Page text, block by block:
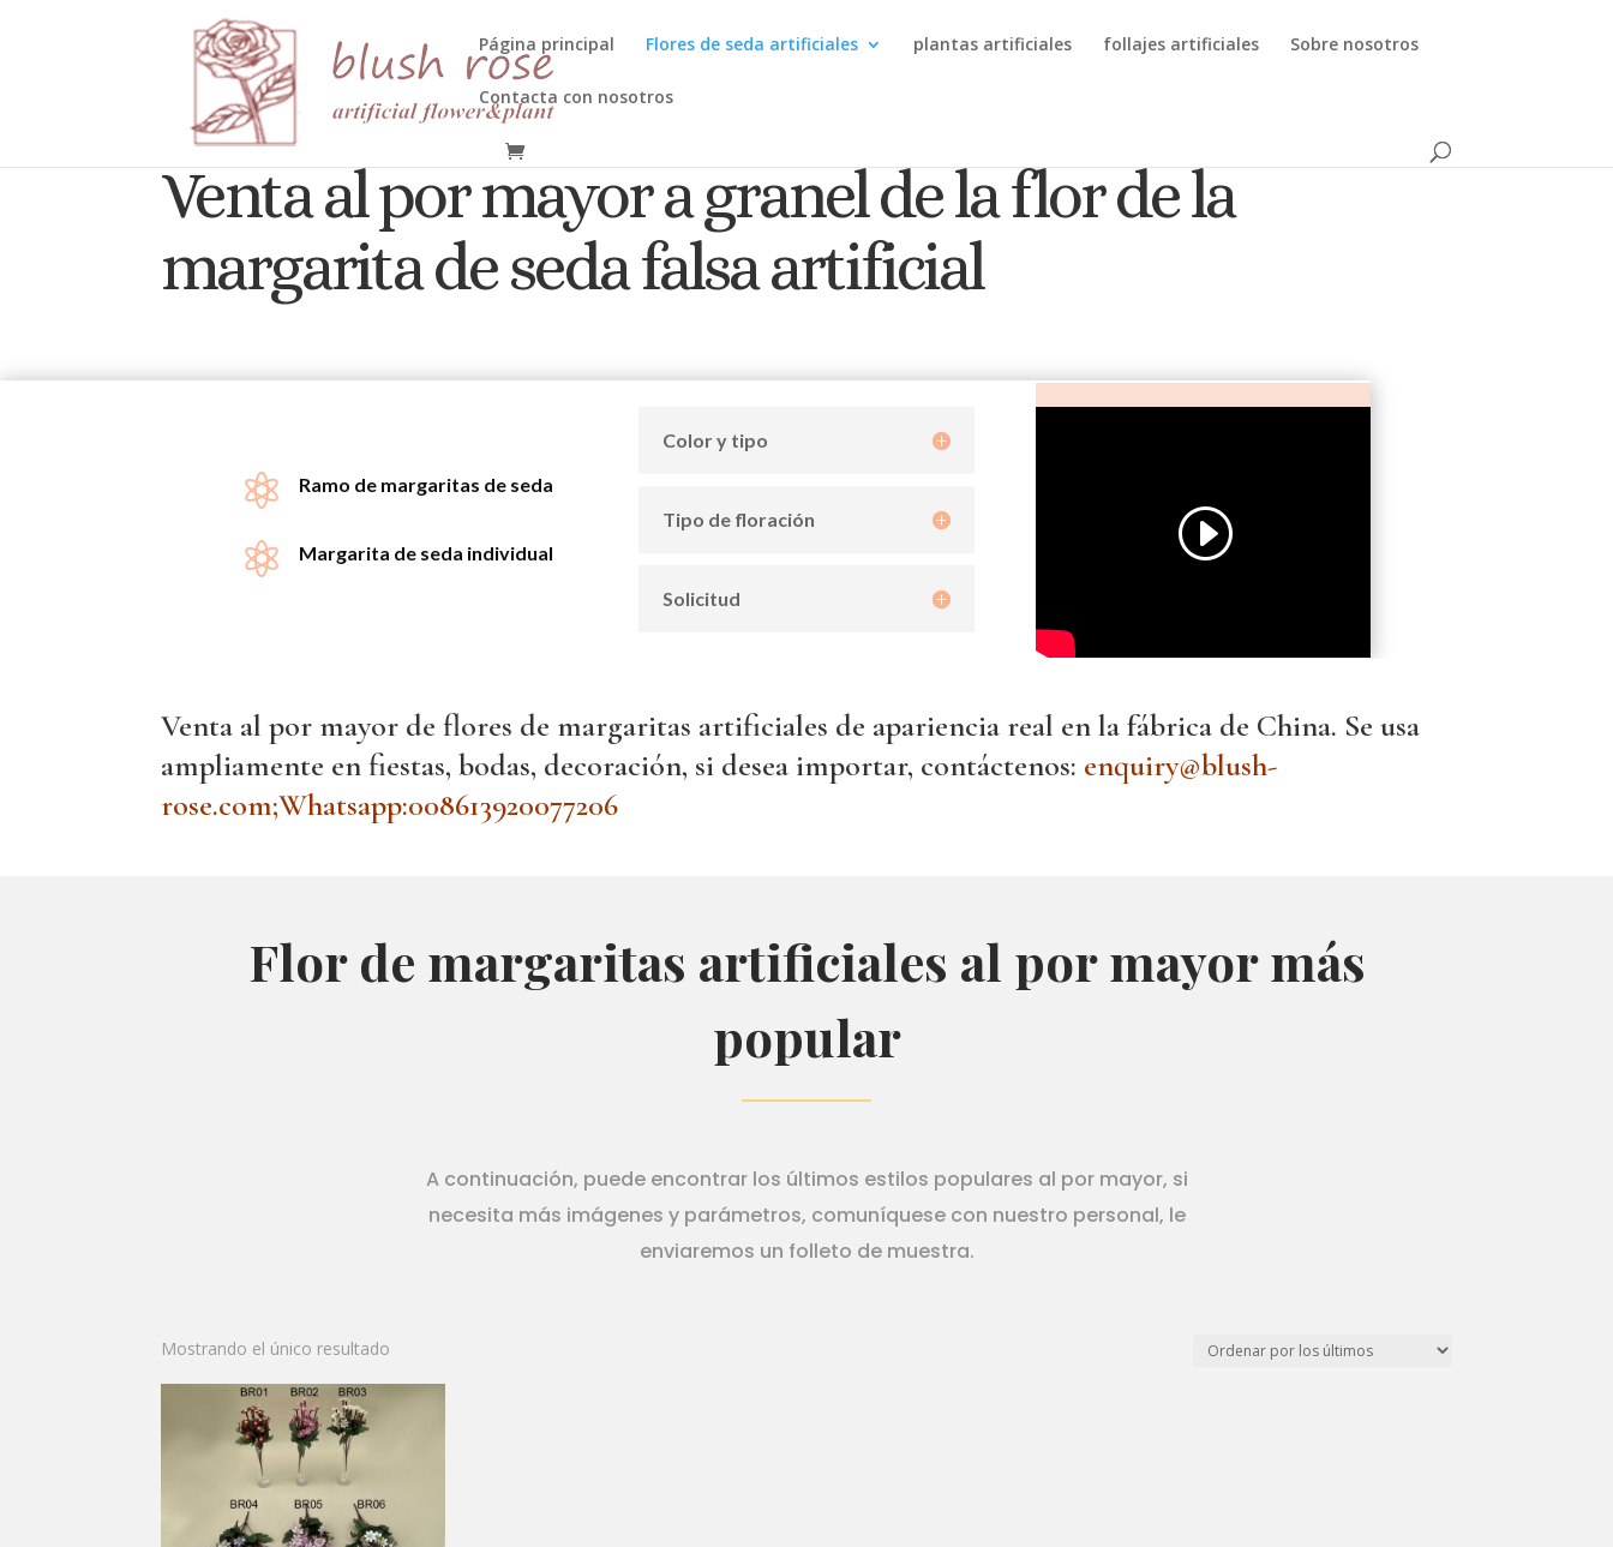
Página principal
Flores de seda artificiales plantas artificiales follajes artificiales Sobre nosotros
Contacta con nosotros
Venta al por mayor a granel de la flor de la
margarita de seda falsa artificial
 Ramo de margaritas de seda
 Margarita de seda individual
Color y tipo
Tipo de floración
Solicitud
Venta al por mayor de flores de margaritas artificiales de apariencia real en la fábrica de China. Se usa
ampliamente en fiestas, bodas, decoración, si desea importar, contáctenos: enquiry@blush-
rose.com;Whatsapp:008613920077206
Flor de margaritas artificiales al por mayor más
popular
A continuación, puede encontrar los últimos estilos populares al por mayor, si
necesita más imágenes y parámetros, comuníquese con nuestro personal, le
enviaremos un folleto de muestra.
Mostrando el único resultado